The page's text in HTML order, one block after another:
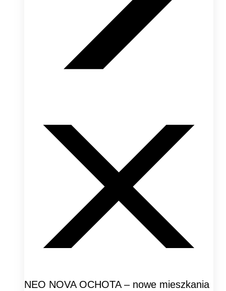
NEO NOVA OCHOTA – nowe mieszkania